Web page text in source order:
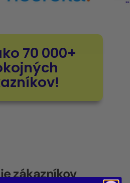
70 000+
zákazníkov